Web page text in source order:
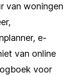
van woningen
e-
van online
voor